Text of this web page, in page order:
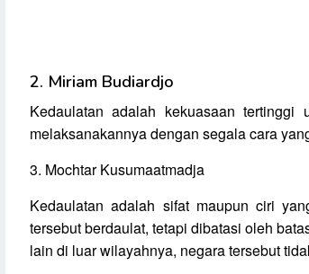
2. Miriam Budiardjo
Kedaulatan adalah kekuasaan tertinggi
melaksanakannya dengan segala cara
3. Mochtar Kusumaatmadja
Kedaulatan adalah sifat maupun ciri
tersebut berdaulat, tetapi dibatasi oleh
lain di luar wilayahnya, negara tersebut